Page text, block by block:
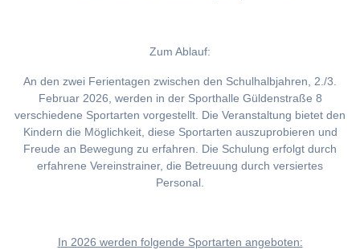
Zum Ablauf:
An den zwei Ferientagen zwischen den Schulhalbjahren, 2./3.
Februar 2026, werden in der Sporthalle Güldenstraße 8
verschiedene Sportarten vorgestellt. Die Veranstaltung bietet den
Kindern die Möglichkeit, diese Sportarten auszuprobieren und
Freude an Bewegung zu erfahren. Die Schulung erfolgt durch
erfahrene Vereinstrainer, die Betreuung durch versiertes
Personal.
In 2026 werden folgende Sportarten angeboten: